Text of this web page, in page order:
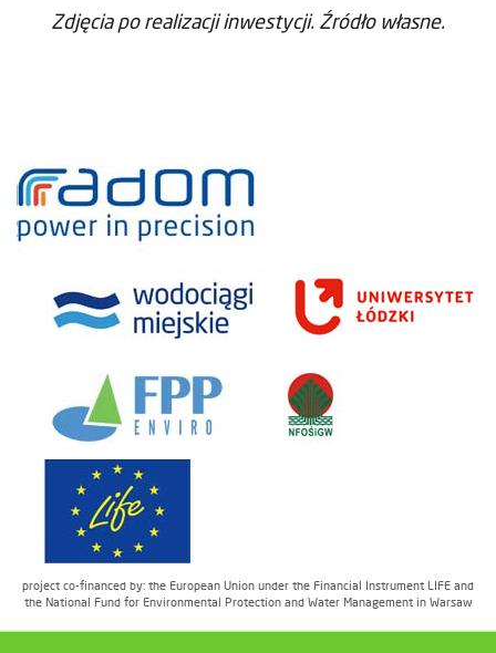
Zdjęcia po realizacji inwestycji. Źródło własne.
project co-financed by: the European Union under the Financial Instrument LIFE and
the National Fund for Environmental Protection and Water Management in Warsaw